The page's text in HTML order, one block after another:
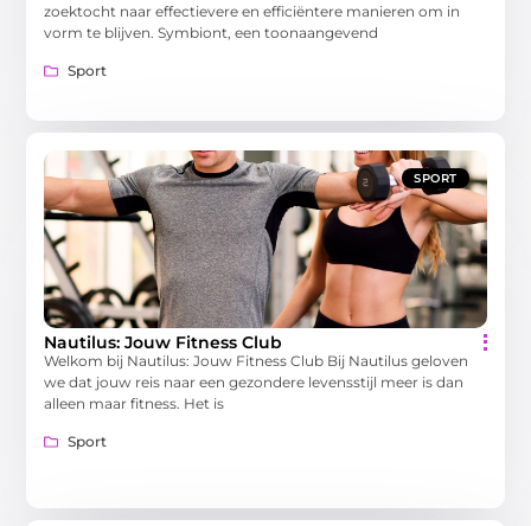
zoektocht naar effectievere en efficiëntere manieren om in
vorm te blijven. Symbiont, een toonaangevend
Sport
SPORT
Nautilus: Jouw Fitness Club
Welkom bij Nautilus: Jouw Fitness Club Bij Nautilus geloven
we dat jouw reis naar een gezondere levensstijl meer is dan
alleen maar fitness. Het is
Sport